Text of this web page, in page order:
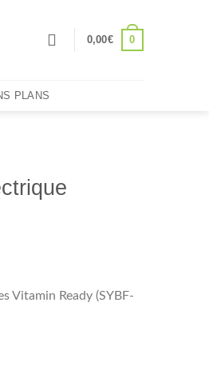
0,00€ 0
PLANS
Vitamin Ready (SYBF-